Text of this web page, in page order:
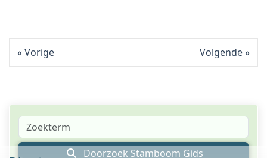
Vorige Volgende
Doorzoek Stamboom Gids